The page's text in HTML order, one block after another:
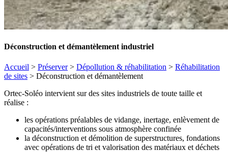
Déconstruction et démantèlement industriel
Accueil > Préserver> Dépollution & réhabilitation > Réhabilitation
de sites > Déconstruction et démantèlement
Ortec-Soléo intervient sur des sites industriels de toute taille et
réalise :
les opérations préalables de vidange, inertage, enlèvement de
capacités/interventions sous atmosphère confinée
la déconstruction et démolition de superstructures, fondations
avec opérations de tri et valorisation des matériaux et déchets